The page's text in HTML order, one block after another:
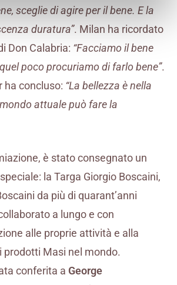
sceglie di agire per il bene. E la
duratura”. Milan ha ricordato
Don Calabria: “Facciamo il bene
poco procuriamo di farlo bene”.
ha concluso: “La bellezza è nella
attuale può fare la
è stato consegnato un
la Targa Giorgio Boscaini,
da più di quarant’anni
a lungo e con
alle proprie attività e alla
prodotti Masi nel mondo.
conferita a George